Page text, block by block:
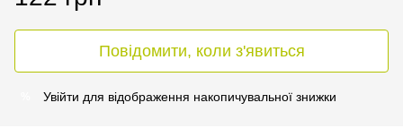
Повідомити, коли з'явиться
Увійти для відображення накопичувальної знижки